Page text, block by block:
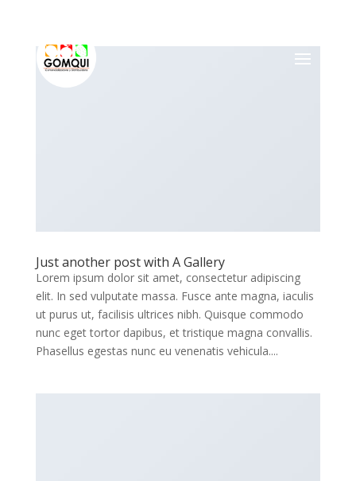
Just another post with A Gallery
Lorem ipsum dolor sit amet, consectetur adipiscing
elit. In sed vulputate massa. Fusce ante magna, iaculis
ut purus ut, facilisis ultrices nibh. Quisque commodo
nunc eget tortor dapibus, et tristique magna convallis.
Phasellus egestas nunc eu venenatis vehicula....